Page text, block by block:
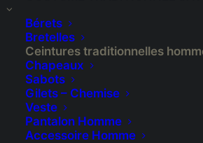
Bérets
Bretelles
Ceintures traditionnelles
Chapeaux
Sabots
Gilets – Chemise
Veste
Pantalon Homme
Accessoire Homme
champêtre
€79,00
Ceinture